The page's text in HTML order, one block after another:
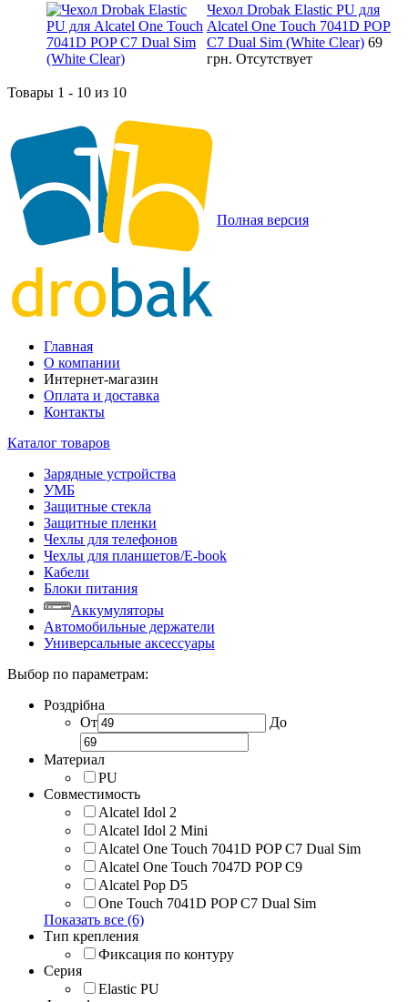
Чехол Drobak Elastic PU для
Alcatel One Touch 7041D POP
C7 Dual Sim (White Clear) 69
грн. Отсутствует
Товары 1 - 10 из 10
Полная версия
Главная
О компании
Интернет-магазин
Оплата и доставка
Контакты
Каталог товаров
Зарядные устройства
УМБ
Защитные стекла
Защитные пленки
Чехлы для телефонов
Чехлы для планшетов/E-book
Кабели
Блоки питания
Аккумуляторы
Автомобильные держатели
Универсальные аксессуары
Выбор по параметрам:
Роздрібна
От
До
Материал
PU
Совместимость
Alcatel Idol 2
Alcatel Idol 2 Mini
Alcatel One Touch 7041D POP C7 Dual Sim
Alcatel One Touch 7047D POP C9
Alcatel Pop D5
One Touch 7041D POP C7 Dual Sim
Показать все (6)
Тип крепления
Фиксация по контуру
Серия
Elastic PU